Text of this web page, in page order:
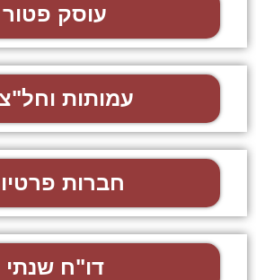
עוסק פטור
עמותות
חברות
דו"ח שנתי